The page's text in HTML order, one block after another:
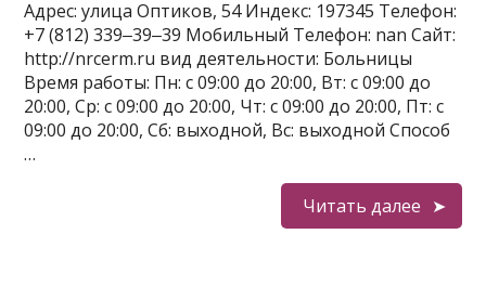
Адрес: улица Оптиков, 54 Индекс: 197345 Телефон:
+7 (812) 339‒39‒39 Мобильный Телефон: nan Сайт:
http://nrcerm.ru вид деятельности: Больницы
Время работы: Пн: с 09:00 до 20:00, Вт: с 09:00 до
20:00, Ср: с 09:00 до 20:00, Чт: с 09:00 до 20:00, Пт: с
09:00 до 20:00, Сб: выходной, Вс: выходной Способ
…
Читать далее